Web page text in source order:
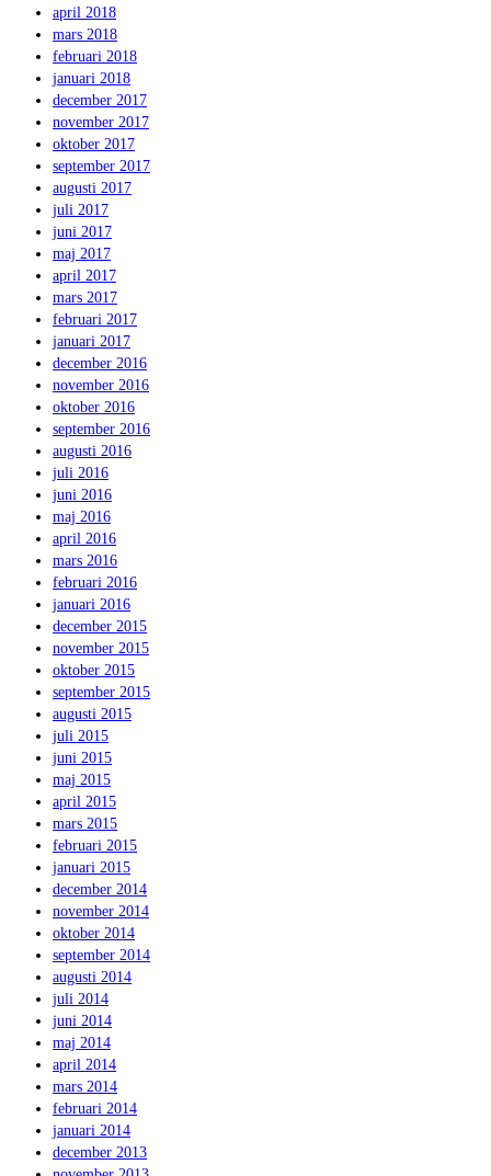
april 2018
mars 2018
februari 2018
januari 2018
december 2017
november 2017
oktober 2017
september 2017
augusti 2017
juli 2017
juni 2017
maj 2017
april 2017
mars 2017
februari 2017
januari 2017
december 2016
november 2016
oktober 2016
september 2016
augusti 2016
juli 2016
juni 2016
maj 2016
april 2016
mars 2016
februari 2016
januari 2016
december 2015
november 2015
oktober 2015
september 2015
augusti 2015
juli 2015
juni 2015
maj 2015
april 2015
mars 2015
februari 2015
januari 2015
december 2014
november 2014
oktober 2014
september 2014
augusti 2014
juli 2014
juni 2014
maj 2014
april 2014
mars 2014
februari 2014
januari 2014
december 2013